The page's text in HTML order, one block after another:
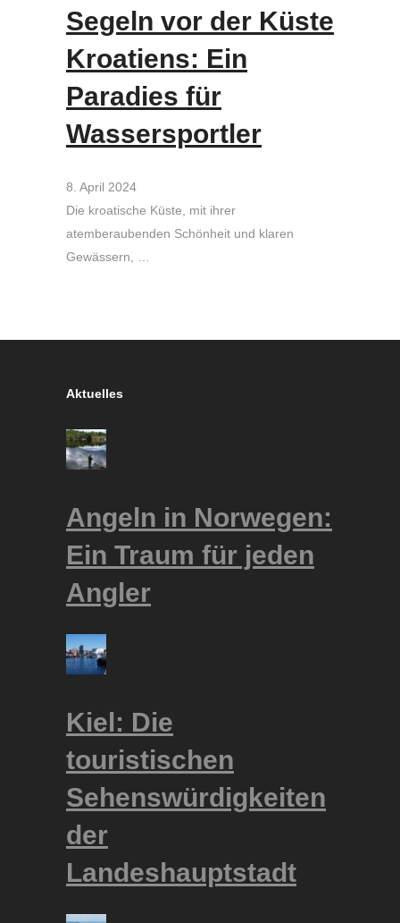
Segeln vor der Küste
Kroatiens: Ein
Paradies für
Wassersportler
8. April 2024
Die kroatische Küste, mit ihrer
atemberaubenden Schönheit und klaren
Gewässern, …
Aktuelles
Angeln in Norwegen:
Ein Traum für jeden
Angler
Kiel: Die
touristischen
Sehenswürdigkeiten
der
Landeshauptstadt